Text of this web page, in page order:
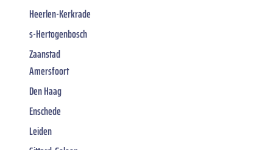
Heerlen-Kerkrade
s-Hertogenbosch
Zaanstad
Amersfoort
Den Haag
Enschede
Leiden